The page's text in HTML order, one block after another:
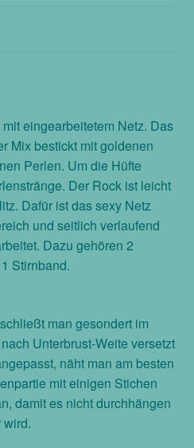
eingearbeitetem Netz. Das
Mix bestickt mit goldenen
Perlen. Um die Hüfte
Der Rock ist leicht
Dafür ist das sexy Netz
und seitlich verlaufend
Dazu gehören 2
Stirnband.
man gesondert im
Unterbrust-Weite versetzt
näht man am besten
mit einigen Stichen
damit es nicht durchhängen
wird.